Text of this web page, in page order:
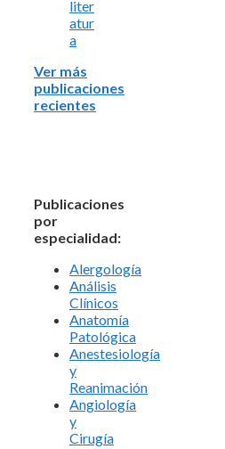
liter
atur
a
Ver más
publicaciones
recientes
Publicaciones
por
especialidad:
Alergología
Análisis
Clínicos
Anatomía
Patológica
Anestesiología
y
Reanimación
Angiología
y
Cirugía